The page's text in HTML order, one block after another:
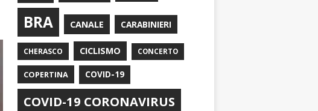
BRA CANALE CARABINIERI
CHERASCO CICLISMO CONCERTO
COPERTINA COVID-19
COVID-19 CORONAVIRUS